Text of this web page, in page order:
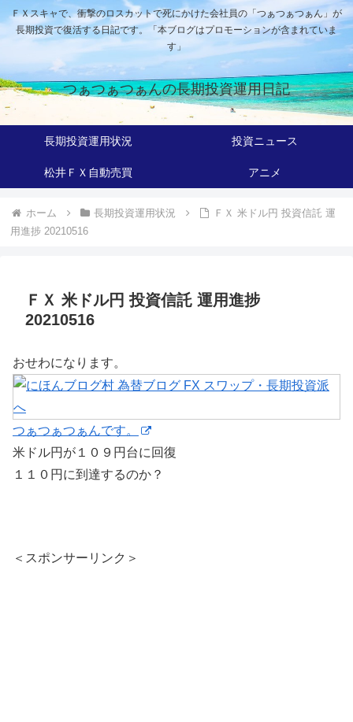
ＦＸスキャで、衝撃のロスカットで死にかけた会社員の「つぁつぁつぁん」が
長期投資で復活する日記です。「本ブログはプロモーションが含まれていま
す」
つぁつぁつぁんの長期投資運用日記
長期投資運用状況 投資ニュース
松井ＦＸ自動売買 アニメ
ホーム 長期投資運用状況
ＦＸ 米ドル円 投資信託 運
用進捗 20210516
ＦＸ 米ドル円 投資信託 運用進捗
20210516
おせわになります。
つぁつぁつぁんです。
米ドル円が１０９円台に回復
１１０円に到達するのか？
＜スポンサーリンク＞